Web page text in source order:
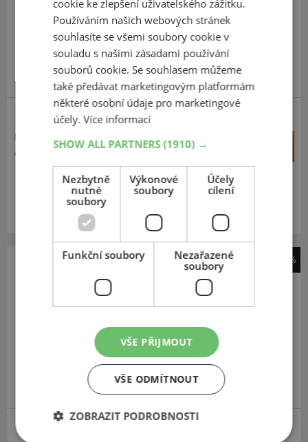
215 7 R17.5
135/133L
TL, 16PR, M+S, 3PMSF
S - ŘÍZENÁ, REGIONÁLNÍ
5 916 Kč
4 066 Kč
SKLADEM Expedujeme do 2 dnů
Na prodejně v Opavě do 2 dnů.
Centrální sklad 2 ks.
-30%
TL, 16PR, M+S, 3PMSF
SUPER KVALITA/VÝKON
cookie ke zlepšení uživatelského zážitku.
Používáním našich webových stránek
souhlasíte se všemi soubory cookie v
souladu s našimi zásadami používání
souborů cookie. Se souhlasem můžeme
také předávat marketingovým platformám
některé osobní údaje pro marketingové
účely.Více informací
SHOW ALL PARTNERS(1910) →
Nezbytně
nutné
soubory
Výkonové
soubory
Účely
cílení
Funkční soubory
Nezařazené
soubory
VŠE PŘIJMOUT
VŠE ODMÍTNOUT
ZOBRAZIT PODROBNOSTI